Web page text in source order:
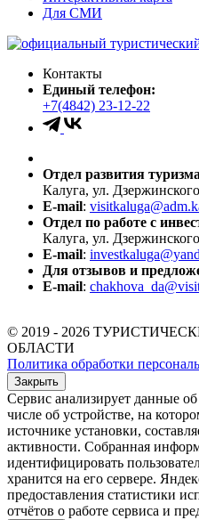
Для СМИ
Контакты
Единый телефон:
+7(4842) 23-12-22
Отдел развития
Калуга, ул.
E-mail:
Отдел по работе с
Калуга, ул.
E-mail:
Для отзывов и
E-mail:
© 2019 - 2026
ОБЛАСТИ
Политика обработки
Закрыть
Сервис анализирует данные
числе об устройстве, на
источнике установки,
активности. Собранная
идентифицировать
хранится на его сервере.
предоставления статистики
отчётов о работе сервиса и